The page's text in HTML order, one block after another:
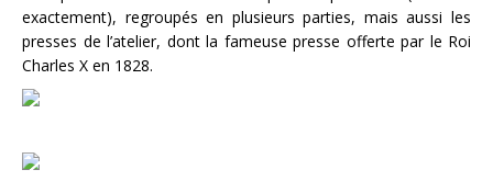
exactement), regroupés en plusieurs parties, mais aussi les
presses de l’atelier, dont la fameuse presse offerte par le Roi
Charles X en 1828.